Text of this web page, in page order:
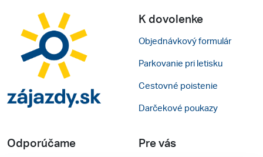
K dovolenke
Objednávkový formulár
Parkovanie pri letisku
Cestovné poistenie
Darčekové poukazy
Odporúčame Pre vás